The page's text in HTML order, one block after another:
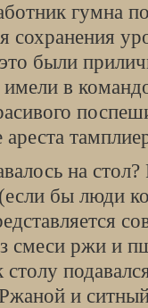
гумна
сохранения
были
имели в
ареста
на
бы люди
смеси ржи и
столу
и